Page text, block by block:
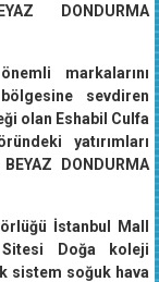
DONDURMA
markalarını
sevdiren
olan Eshabil Culfa
yatırımları
DONDURMA
İstanbul Mall
Doğa koleji
sistem soğuk hava